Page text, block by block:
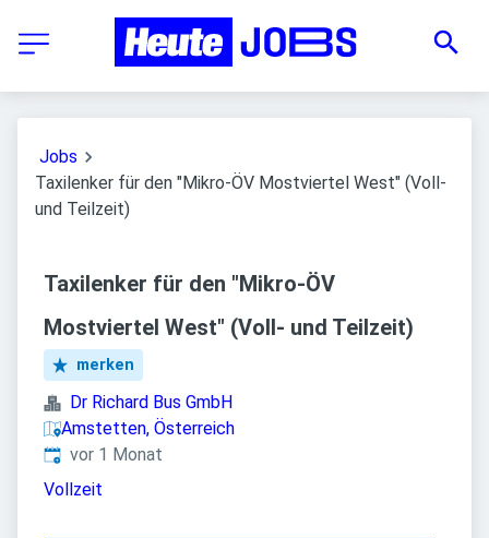
Jobs
Taxilenker für den "Mikro-ÖV Mostviertel West" (Voll-
und Teilzeit)
Taxilenker für den "Mikro-ÖV
Mostviertel West" (Voll- und Teilzeit)
merken
Dr Richard Bus GmbH
Amstetten, Österreich
Veröffentlicht:
vor 1 Monat
Vollzeit